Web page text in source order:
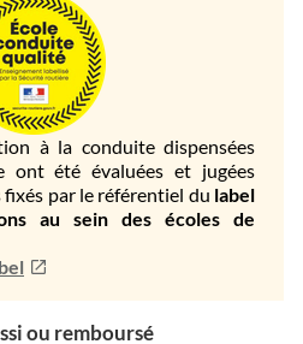
à la conduite dispensées
ont été évaluées et jugées
par le référentiel du label
au sein des écoles de
ou remboursé